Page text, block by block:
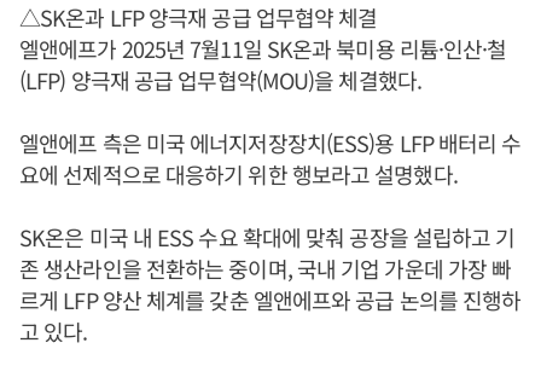
△SK온과 LFP 양극재 공급 업무협약 체결
엘앤에프가 2025년 7월11일 SK온과 북미용 리튬·인산·철
(LFP) 양극재 공급 업무협약(MOU)을 체결했다.
엘앤에프 측은 미국 에너지저장장치(ESS)용 LFP 배터리 수
요에 선제적으로 대응하기 위한 행보라고 설명했다.
SK온은 미국 내 ESS 수요 확대에 맞춰 공장을 설립하고 기
존 생산라인을 전환하는 중이며, 국내 기업 가운데 가장 빠
르게 LFP 양산 체계를 갖춘 엘앤에프와 공급 논의를 진행하
고 있다.